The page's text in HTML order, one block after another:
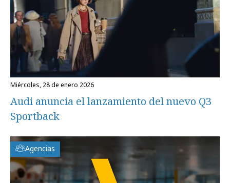
miércoles, 28 de enero 2026
Audi anuncia el lanzamiento del nuevo Q3
Sportback
Agencias